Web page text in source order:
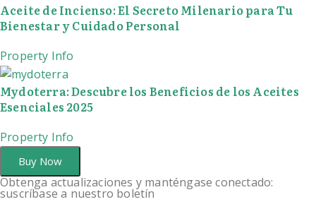
Aceite de Incienso: El Secreto Milenario para Tu
Bienestar y Cuidado Personal
Property Info
Mydoterra: Descubre los Beneficios de los Aceites
Esenciales 2025
Property Info
Buy Now
Obtenga actualizaciones y manténgase conectado:
suscríbase a nuestro boletín